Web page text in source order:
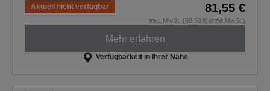
Aktuell nicht verfügbar 81,55 €
inkl. MwSt. (68,53 € ohne MwSt.)
Mehr erfahren
Verfügbarkeit in Ihrer Nähe